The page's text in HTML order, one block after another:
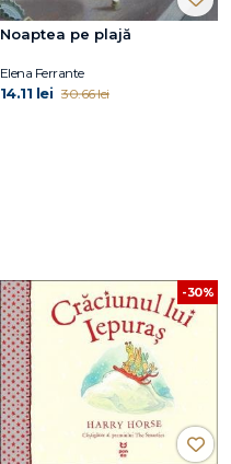
Noaptea pe plajă
Elena Ferrante
14.11 lei 30.66 lei
-30%